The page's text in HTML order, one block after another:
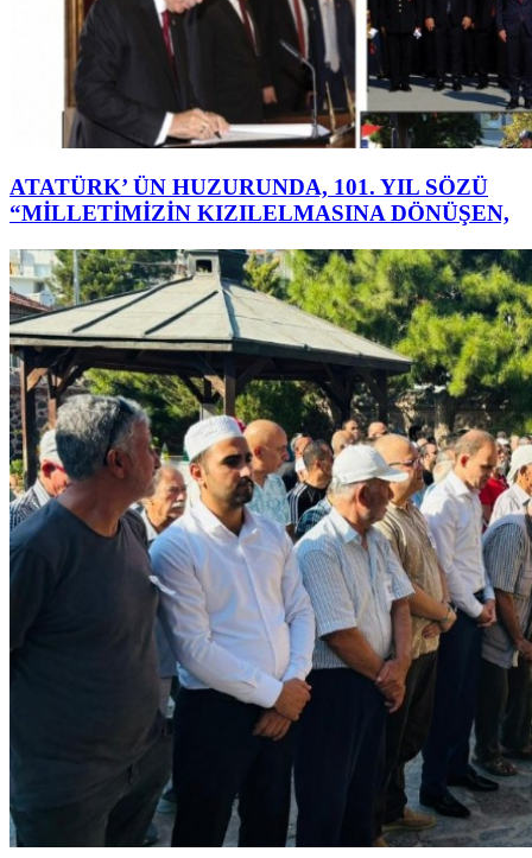
ATATÜRK’ ÜN HUZURUNDA, 101. YIL SÖZÜ
“MİLLETİMİZİN KIZILELMASINA DÖNÜŞEN,